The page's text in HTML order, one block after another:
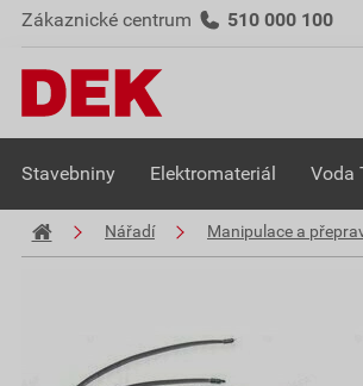
Zákaznické centrum 510 000 100
Stavebniny Elektromateriál Voda
Nářadí Manipulace a